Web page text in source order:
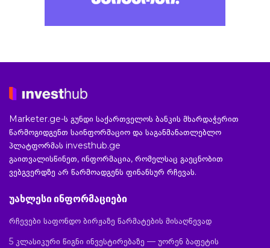
Marketer.ge-ს გუნდი საქართველოს ბანკის მხარდაჭერით
წარმოგიდგენთ საინფორმაციო და საგანმანათლებლო
პლატფორმას investhub.ge
გაითვალისწინეთ, ინფორმაცია, რომელსაც გაეცნობით
ვებგვერდზე არ წარმოადგენს ფინანსურ რჩევას.
უახლესი ინფორმაციები
რჩევები საფონდო ბირჟაზე წარმატების მისაღწევად
5 კლასიკური წიგნი ინვესტირებაზე — უორენ ბაფეტის